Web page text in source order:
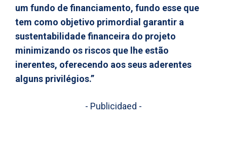
um fundo de financiamento, fundo esse que
tem como objetivo primordial garantir a
sustentabilidade financeira do projeto
minimizando os riscos que lhe estão
inerentes, oferecendo aos seus aderentes
alguns privilégios.”
- Publicidaed -